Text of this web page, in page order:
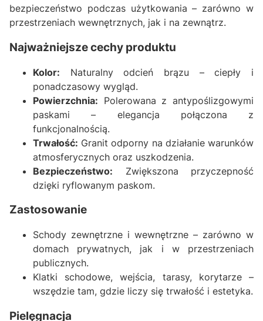
bezpieczeństwo podczas użytkowania – zarówno w
przestrzeniach wewnętrznych, jak i na zewnątrz.
Najważniejsze cechy produktu
Kolor: Naturalny odcień brązu – ciepły i
ponadczasowy wygląd.
Powierzchnia: Polerowana z antypoślizgowymi
paskami – elegancja połączona z
funkcjonalnością.
Trwałość: Granit odporny na działanie warunków
atmosferycznych oraz uszkodzenia.
Bezpieczeństwo: Zwiększona przyczepność
dzięki ryflowanym paskom.
Zastosowanie
Schody zewnętrzne i wewnętrzne – zarówno w
domach prywatnych, jak i w przestrzeniach
publicznych.
Klatki schodowe, wejścia, tarasy, korytarze –
wszędzie tam, gdzie liczy się trwałość i estetyka.
Pielęgnacja